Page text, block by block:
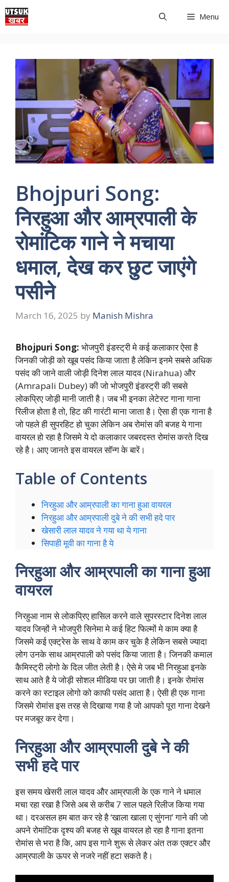
Skip
to
Menu
Bhojpuri Song:
निरहुआ और आम्रपाली के
रोमांटिक गाने ने मचाया
धमाल, देख कर छुट जाएंगे
पसीने
March 16, 2025 by Manish Mishra
Bhojpuri Song: भोजपुरी इंडस्ट्री मे कई कलाकार ऐसा है
जिनकी जोड़ी को खूब पसंद किया जाता है लेकिन इनमे सबसे अधिक
पसंद की जाने वाली जोड़ी दिनेश लाल यादव (Nirahua) और
(Amrapali Dubey) की जो भोजपुरी इंडस्ट्री की सबसे
लोकप्रिए जोड़ी मानी जाती है। जब भी इनका लेटेस्ट गाना गाना
रिलीज होता है तो, हिट की गारंटी माना जाता है। ऐसा ही एक गाना है
जो पहले ही सुपरहिट हो चुका लेकिन अब रोमांस की बजह ये गाना
वायरल हो रहा है जिसमे ये दो कलाकार जबरदस्त रोमांस करते दिख
रहे है। आए जानते इस वायरल सॉन्ग के बारें।
Table of Contents
निरहुआ और आम्रपाली का गाना हुआ वायरल
निरहुआ और आम्रपाली दुबे ने की सभी हदे पार
खेसारी लाल यादव ने गया था ये गाना
सिपाही मूवी का गाना है ये
निरहुआ और आम्रपाली का गाना हुआ
वायरल
निरहुआ नाम से लोकप्रिए हासिल करने वाले सुपरस्टार दिनेश लाल
यादव जिन्हों ने भोजपुरी सिनेमा मे कई हिट फिल्मों मे काम क्या है
जिसमे कई एक्ट्रेस के साथ वे काम कर चुके है लेकिन सबसे ज्यादा
लोग उनके साथ आम्रपाली को पसंद किया जाता है। जिनकी कमाल
कैमिस्ट्री लोगो के दिल जीत लेती है। ऐसे मे जब भी निरहुआ इनके
साथ आते है ये जोड़ी सोशल मीडिया पर छा जाती है। इनके रोमांस
करने का स्टाइल लोगो को काफी पसंद आता है। ऐसी ही एक गाना
जिसमे रोमांस इस तरह से दिखाया गया है जो आपको पूरा गाना देखने
पर मजबूर कर देगा।
निरहुआ और आम्रपाली दुबे ने की
सभी हदे पार
इस समय खेसरी लाल यादव और आम्रपाली के एक गाने ने धमाल
मचा रहा रखा है जिसे अब से करीब 7 साल पहले रिलीज किया गया
था। दरअसल हम बात कर रहे है ‘खाला खाला ए सुंगना’ गाने की जो
अपने रोमांटिक दृश्य की बजह से खूब वायरल हो रहा है गाना इतना
रोमांस से भरा है कि, आप इस गाने शुरू से लेकर अंत तक एक्टर और
आम्रपाली के ऊपर से नजरे नहीं हटा सकते है।